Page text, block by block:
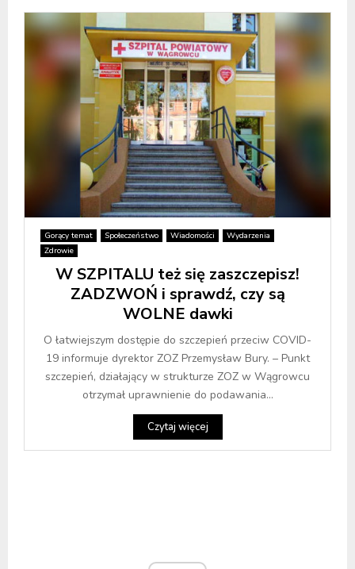
Gorący temat Społeczeństwo Wiadomości
Wydarzenia
Zdrowie
W SZPITALU też się zaszczepisz!
ZADZWOŃ i sprawdź, czy są
WOLNE dawki
O łatwiejszym dostępie do szczepień przeciw COVID-
19 informuje dyrektor ZOZ Przemysław Bury. – Punkt
szczepień, działający w strukturze ZOZ w Wągrowcu
otrzymał uprawnienie do podawania...
Czytaj więcej